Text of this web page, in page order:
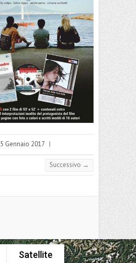
5 Gennaio 2017 |
Successivo →
Satellite